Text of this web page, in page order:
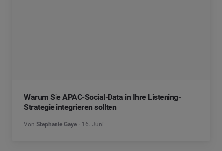
Warum Sie APAC-Social-Data in Ihre Listening-
Strategie integrieren sollten
Von Stephanie Gaye 16. Juni